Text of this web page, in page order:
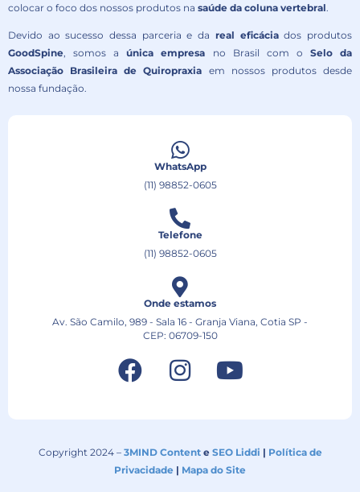
colocar o foco dos nossos produtos na saúde da coluna vertebral.
Devido ao sucesso dessa parceria e da real eficáciados produtos
GoodSpine, somos aúnica empresa no Brasil com o Selo da
Associação Brasileira de Quiropraxia em nossos produtos desde
nossa fundação.
WhatsApp
(11) 98852-0605
Telefone
(11) 98852-0605
Onde estamos
Av. São Camilo, 989 - Sala 16 - Granja Viana, Cotia SP -
CEP: 06709-150
Copyright 2024 – 3MIND Contente SEO Liddi | Política de
Privacidade | Mapa do Site